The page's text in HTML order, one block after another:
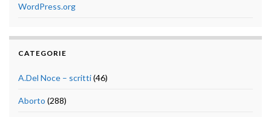
WordPress.org
CATEGORIE
A.Del Noce – scritti(46)
Aborto (288)